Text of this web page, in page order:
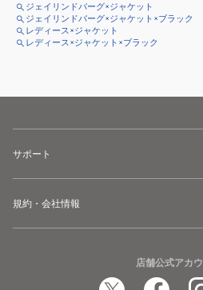
ジェイリンドバーグ×ジャケット
ジェイリンドバーグ×ジャケット×ブラック
レディース×ジャケット
レディース×ジャケット×ブラック
サポート
規約・会社情報
店舗公式アカ